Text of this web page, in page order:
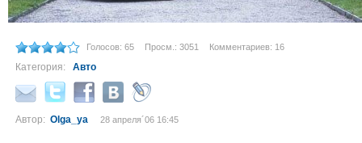
Голосов: 65 Просм.: 3051 Комментариев: 16
Категория: Авто
Автор: Olga_ya 28 апреля´06 16:45